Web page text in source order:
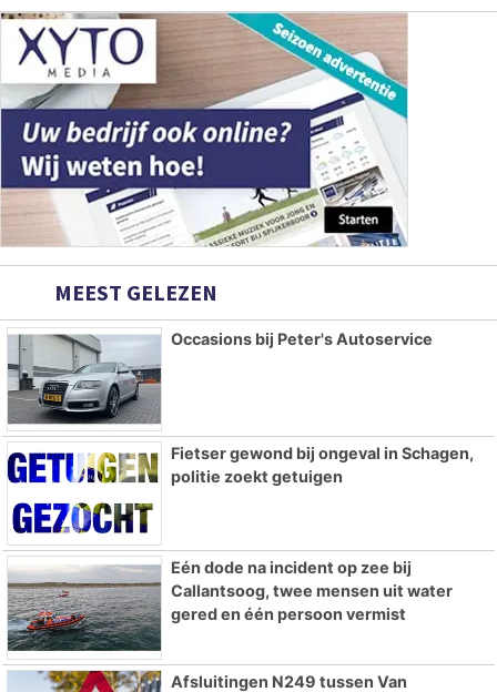
MEEST GELEZEN
Occasions bij Peter's Autoservice
Fietser gewond bij ongeval in Schagen,
politie zoekt getuigen
Eén dode na incident op zee bij
Callantsoog, twee mensen uit water
gered en één persoon vermist
Afsluitingen N249 tussen Van